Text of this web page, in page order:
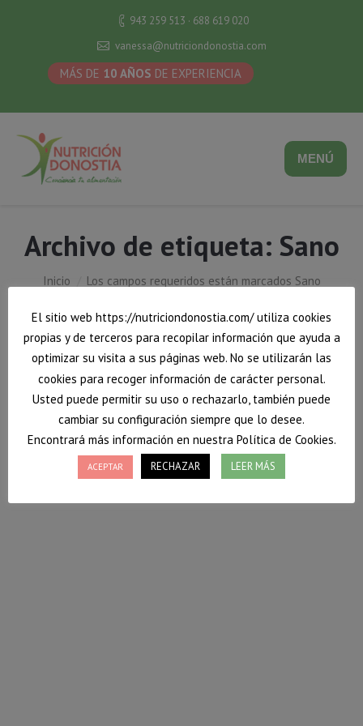
943 259 513 · 688 619 020
vanessa@nutriciondonostia.com
MÁS DE 10 AÑOS DE EXPERIENCIA
MENÚ
Archivo de etiqueta: Sano
Estás aquí:
Inicio Los campos requeridos están marcados Sano
El sitio web https://nutriciondonostia.com/ utiliza cookies
propias y de terceros para recopilar información que ayuda a
optimizar su visita a sus páginas web. No se utilizarán las
cookies para recoger información de carácter personal.
Usted puede permitir su uso o rechazarlo, también puede
cambiar su configuración siempre que lo desee.
Encontrará más información en nuestra Política de Cookies.
ACEPTAR RECHAZAR LEER MÁS